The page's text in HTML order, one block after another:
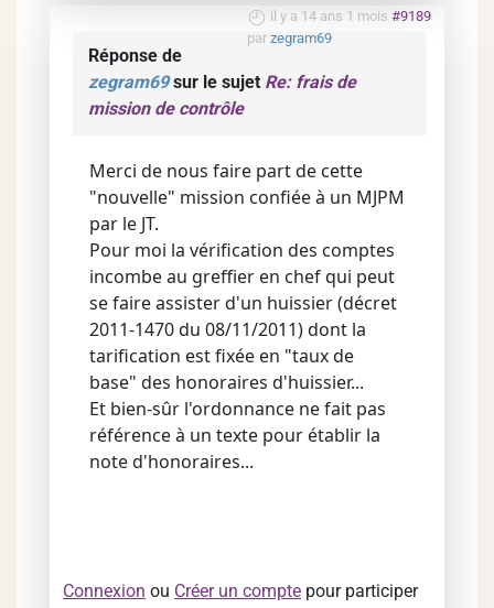
il y a 14 ans 1 mois #9189
par zegram69
Réponse de
zegram69sur le sujet Re: frais de
mission de contrôle
Merci de nous faire part de cette
"nouvelle" mission confiée à un MJPM
par le JT.
Pour moi la vérification des comptes
incombe au greffier en chef qui peut
se faire assister d'un huissier (décret
2011-1470 du 08/11/2011) dont la
tarification est fixée en "taux de
base" des honoraires d'huissier...
Et bien-sûr l'ordonnance ne fait pas
référence à un texte pour établir la
note d'honoraires...
Connexion ou Créer un compte pour participer